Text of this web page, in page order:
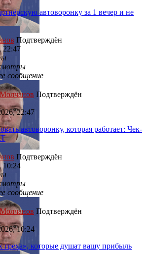
автоворонку за 1 вечер и не
Подтверждён
22:47
сообщение
Подтверждён
22:47
автоворонку, которая работает: Чек-
Подтверждён
10:24
сообщение
Подтверждён
10:24
греха», которые душат вашу прибыль